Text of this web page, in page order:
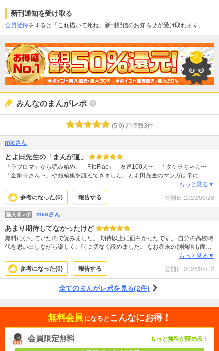
新刊通知を受け取る
会員登録をすると「これ描いて死ね」新刊配信のお知らせが受け取れます。
みんなのまんがレポ
(5.0) 評価数3件
micさん
とよ田先生の「まんが道」
「ラブロマ」から読み始め、「FlipFlap」「友達100人〜」「タケヲちゃん〜」
「金剛寺さん〜」や短編集を読んできました。とよ田先生のマンガは常に
「愛」に溢れています。その愛の対象は恋人、友達、家族、仲間、自分が打ち
込めるもの…様々です。作品は先生の故郷でもある東京の離島、大島を舞台に
描かれます。その環境の中で育った漫画家に憧れる少女が主人公です。とよ田
先生が大きな愛をもって描いてきたであろう「マンガ」ですが、その愛を持ち
続けるが故に生まれる苦しみ、悩み、困難にぶつかり続け、少女が成長してい
く物語です。マンガが好きな人全てにオススメです！蛇足ながら、とよ田先生
は手塚先生の用いていたスターシステムを生かしているため、別作品のキャラ
である「ヒカルちゃん」や「零」さんが、違うキャラとして本作品に出てくる
もっと見る▼
参考になった(6) 報告する 公開日:2023/03/28
購入者レポ masさん
あまり期待してなかったけど
無料になっていたので読みました。 期待以上に面白かったです。 自分の高校時
代を思い出しながら楽しく、時に切なく読めました。 なお巻末の別物語も面白
もっと見る▼
参考になった(0) 報告する 公開日:2026/07/12
全てのまんがレポを見る(2件)
無料会員 になると こんなにお得！
会員限定無料 もっと無料が読める！